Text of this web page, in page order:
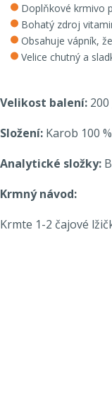
Doplňkové krmivo
Bohatý zdroj
Obsahuje vápník,
Velice chutný a
Velikost balení: 200
Složení: Karob 100
Analytické složky:
Krmný návod:
Krmte 1-2 čajové